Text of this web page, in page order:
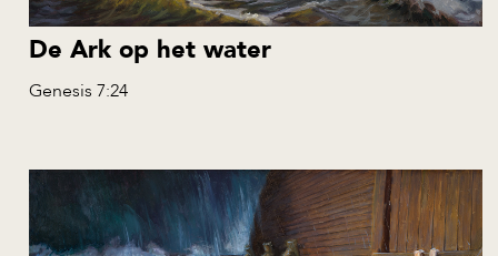
De Ark op het water
Genesis 7:24